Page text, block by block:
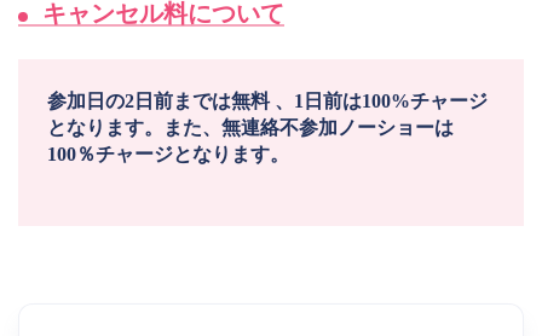
キャンセル料について
参加日の2日前までは無料 、1日前は100%チャージ
となります。また、無連絡不参加ノーショーは
100％チャージとなります。